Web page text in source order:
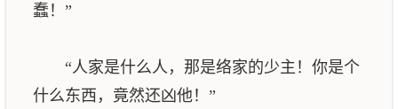
蠢！”
“人家是什么人，那是络家的少主！你是个
什么东西，竟然还凶他！”